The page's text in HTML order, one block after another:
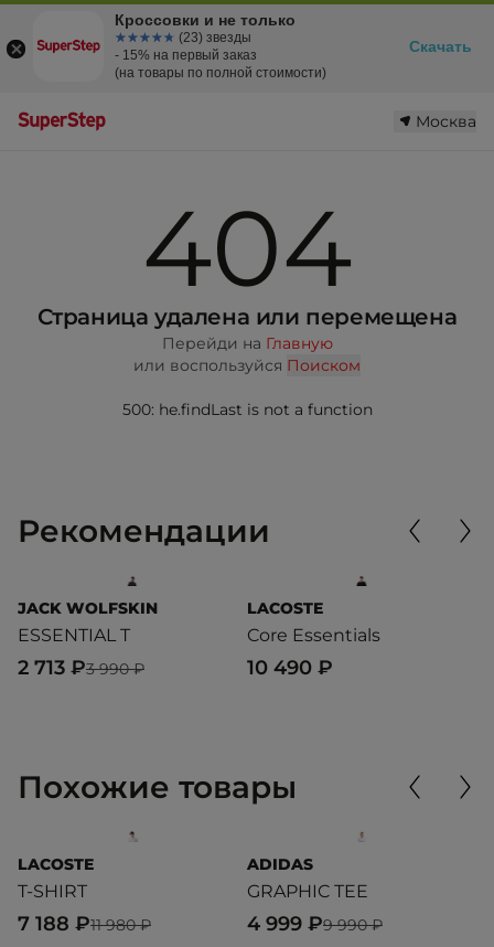
Москва
404
Страница удалена или перемещена
Перейди на Главную
или воспользуйся Поиском
500: he.findLast is not a function
Рекомендации
JACK WOLFSKIN
ESSENTIAL T
3 990 ₽
2 713 ₽
LACOSTE
Core Essentials
10 490 ₽
Похожие товары
LACOSTE
T-SHIRT
11 980 ₽
7 188 ₽
ADIDAS
GRAPHIC TEE
9 990 ₽
4 999 ₽
Кроссовки и не только
☆☆☆☆☆
★★★★★ (23) звезды
- 15% на первый заказ
(на товары по полной стоимости)
Скачать